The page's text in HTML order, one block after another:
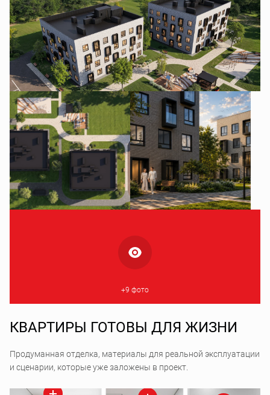
+9 фото
КВАРТИРЫ ГОТОВЫ ДЛЯ ЖИЗНИ
Продуманная отделка, материалы для реальной эксплуатации
и сценарии, которые уже заложены в проект.